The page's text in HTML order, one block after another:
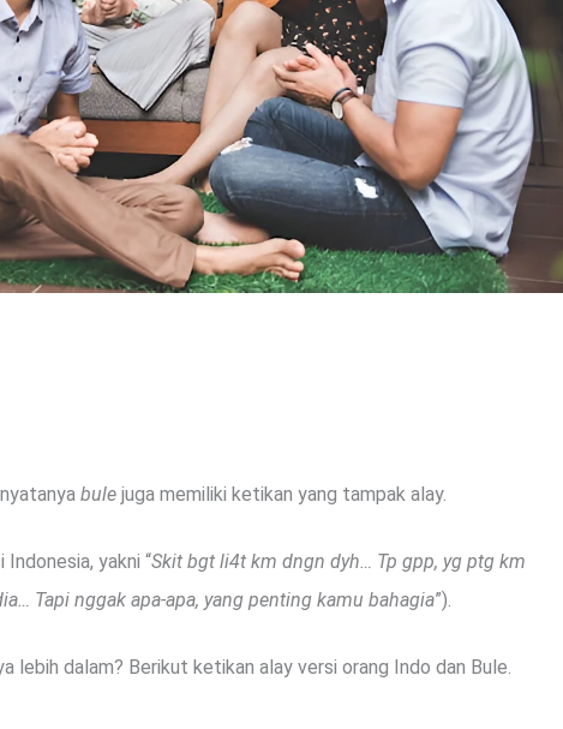
bule juga memiliki ketikan yang tampak alay.
yakni “Skit bgt li4t km dngn dyh… Tp gpp, yg ptg km
Tapi nggak apa-apa, yang penting kamu bahagia”).
lebih dalam? Berikut ketikan alay versi orang Indo dan Bule.